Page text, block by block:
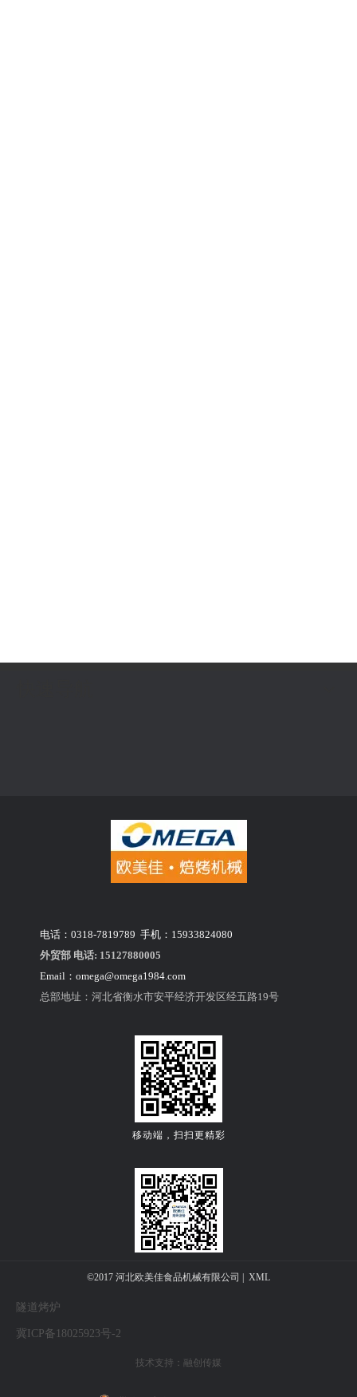
电话：0318-7819789 手机：15933824080
外贸部 电话: 15127880005
Email： omega@omega1984.com
总部地址：河北省衡水市安平经济开发区经五路19号
移动端，扫扫更精彩
©2017 河北欧美佳食品机械有限公司 | XML
隧道烤炉
冀ICP备18025923号-2
技术支持： 融创传媒